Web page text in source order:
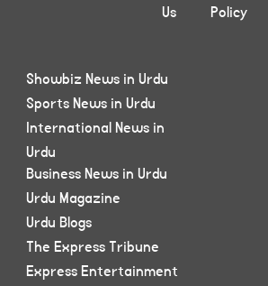
Policy
Us
Showbiz News in Urdu
Sports News in Urdu
International News in
Urdu
Business News in Urdu
Urdu Magazine
Urdu Blogs
The Express Tribune
Express Entertainment